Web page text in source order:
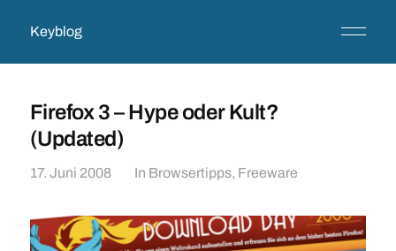
Keyblog
Firefox 3 – Hype oder Kult?
(Updated)
17. Juni 2008 In Browsertipps, Freeware